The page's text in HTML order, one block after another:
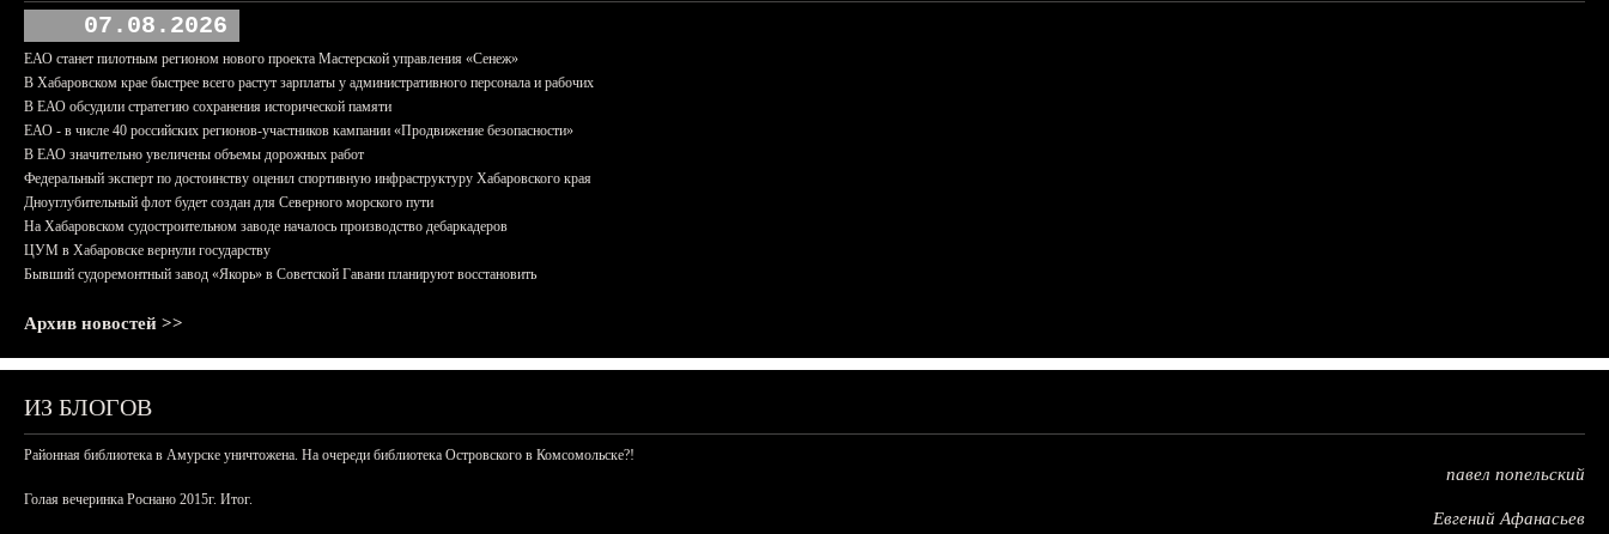
07.08.2026
ЕАО станет пилотным регионом нового проекта Мастерской управления «Сенеж»
В Хабаровском крае быстрее всего растут зарплаты у административного персонала и рабочих
В ЕАО обсудили стратегию сохранения исторической памяти
ЕАО - в числе 40 российских регионов-участников кампании «Продвижение безопасности»
В ЕАО значительно увеличены объемы дорожных работ
Федеральный эксперт по достоинству оценил спортивную инфраструктуру Хабаровского края
Дноуглубительный флот будет создан для Северного морского пути
На Хабаровском судостроительном заводе началось производство дебаркадеров
ЦУМ в Хабаровске вернули государству
Бывший судоремонтный завод «Якорь» в Советской Гавани планируют восстановить
Архив новостей >>
ИЗ БЛОГОВ
Районная библиотека в Амурске уничтожена. На очереди библиотека Островского в Комсомольске?!
павел попельский
Голая вечеринка Роснано 2015г. Итог.
Евгений Афанасьев